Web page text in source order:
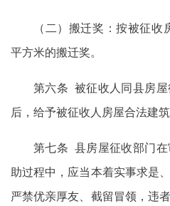
（二）搬迁奖：按被征
平方米的搬迁奖。
第六条 被征收人同县房
后，给予被征收人房屋合法建
第七条 县房屋征收部门
助过程中，应当本着实事求是
严禁优亲厚友、截留冒领，违